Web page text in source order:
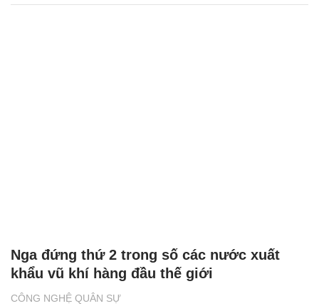
CÔNG NGHỆ QUÂN SỰ
Nga đứng thứ 2 trong số các nước xuất
khẩu vũ khí hàng đầu thế giới